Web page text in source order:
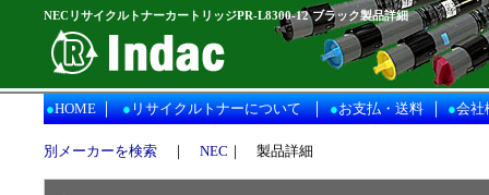
NECリサイクルトナーカートリッジPR-L8300-12 ブラック製品詳細
●HOME｜ ●リサイクルトナーについて ｜ ●お支払・送料 ｜ ●会社
別メーカーを検索 ｜ NEC ｜ 製品詳細